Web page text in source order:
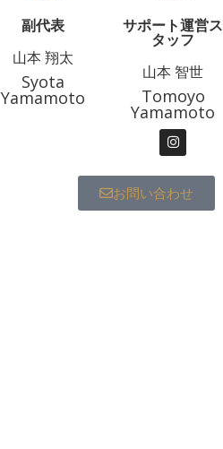
副代表
山本 翔太
Syota
Yamamoto
サポート運営ス
タッフ
山本 智世
Tomoyo
Yamamoto
お問い合わせ